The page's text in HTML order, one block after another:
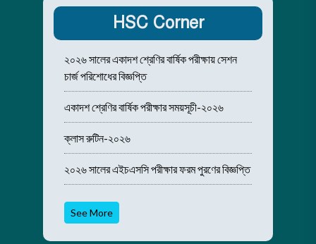
HSC Corner
২০২৬ সালের একাদশ শ্রেণির বার্ষিক পরীক্ষায় সেশন
চার্জ পরিশোধের বিজ্ঞপ্তি
একাদশ শ্রেণির বার্ষিক পরীক্ষার সময়সূচী-২০২৬
ক্লাস রুটিন-২০২৬
২০২৬ সালের এইচএসসি পরীক্ষার ফরম পুরণের বিজ্ঞপ্তি
See More